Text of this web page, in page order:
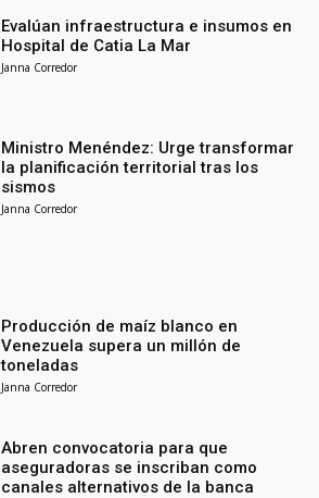
Evalúan infraestructura e insumos en
Hospital de Catia La Mar
Janna Corredor
Ministro Menéndez: Urge transformar
la planificación territorial tras los
sismos
Janna Corredor
Producción de maíz blanco en
Venezuela supera un millón de
toneladas
Janna Corredor
Abren convocatoria para que
aseguradoras se inscriban como
canales alternativos de la banca